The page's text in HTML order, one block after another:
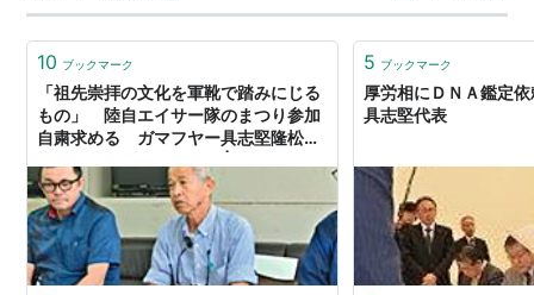
10 ブックマーク
「祖先崇拝の文化を軍靴で踏みにじる
もの」 陸自エイサー隊のまつり参加
自粛求める ガマフヤー具志堅隆松代
ス＋プラス
5 ブックマーク
厚労相にＤＮＡ鑑定
具志堅代表